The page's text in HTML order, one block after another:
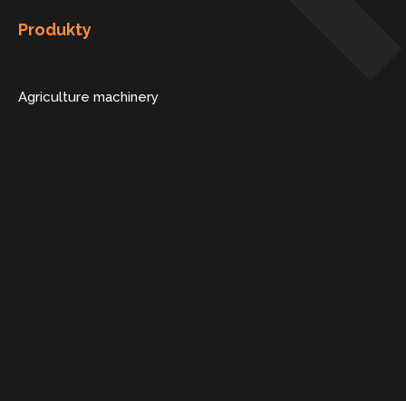
Produkty
Agriculture machinery